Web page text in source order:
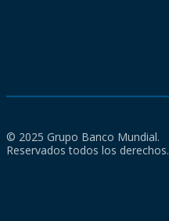
© 2025 Grupo Banco Mundial.
Reservados todos los derechos.